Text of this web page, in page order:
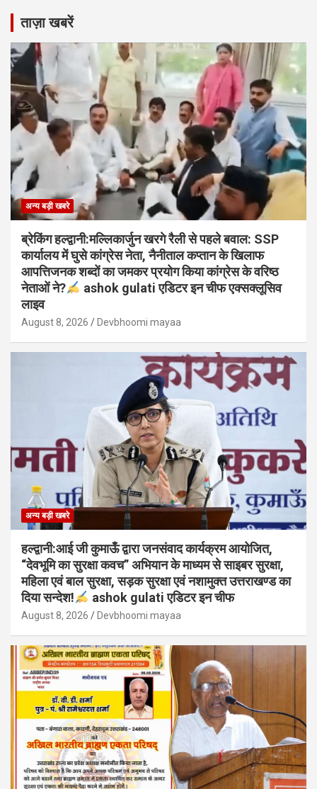
ताज़ा खबरें
अन्य बड़ी खबरे
ब्रेकिंग हल्द्वानी:मल्लिकार्जुन खरगे रैली से पहले बवाल: SSP
कार्यालय में घुसे कांग्रेस नेता, नैनीताल कप्तान के खिलाफ
आपत्तिजनक शब्दों का जमकर प्रयोग किया कांग्रेस के वरिष्ठ
नेताओं ने?
ashok gulati एडिटर इन चीफ एक्सक्लूसिव
लाइव
August 8, 2026 Devbhoomi mayaa
अन्य बड़ी खबरे
हल्द्वानी:आई जी कुमाऊँ द्वारा जनसंवाद कार्यक्रम आयोजित,
“देवभूमि का सुरक्षा कवच” अभियान के माध्यम से साइबर सुरक्षा,
महिला एवं बाल सुरक्षा, सड़क सुरक्षा एवं नशामुक्त उत्तराखण्ड का
दिया सन्देश!
ashok gulati एडिटर इन चीफ
August 8, 2026 Devbhoomi mayaa